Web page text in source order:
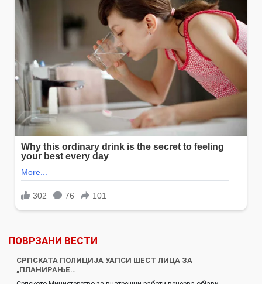
ПОВРЗАНИ ВЕСТИ
СРПСКАТА ПОЛИЦИЈА УАПСИ ШЕСТ ЛИЦА ЗА
„ПЛАНИРАЊЕ…